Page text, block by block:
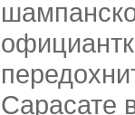
Сарасате